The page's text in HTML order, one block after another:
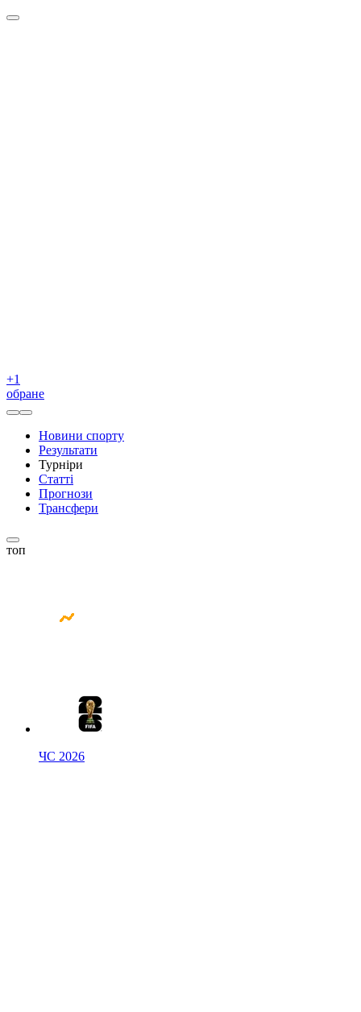
+1
обране
Новини спорту
Результати
Турніри
Статті
Прогнози
Трансфери
топ
ЧС 2026